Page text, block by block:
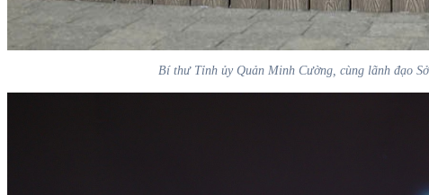
Bí thư Tỉnh ủy Quản Minh Cường, cùng lãnh đạo